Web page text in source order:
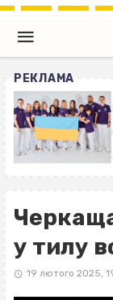
РЕКЛАМА
у тилу
19 лютого 2025,